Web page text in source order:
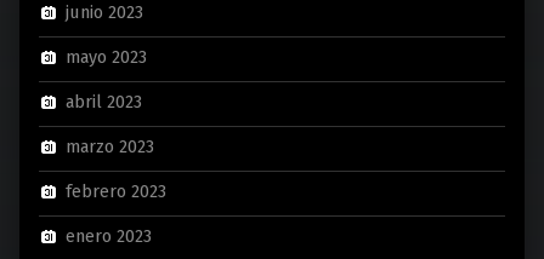
junio 2023
mayo 2023
abril 2023
marzo 2023
febrero 2023
enero 2023